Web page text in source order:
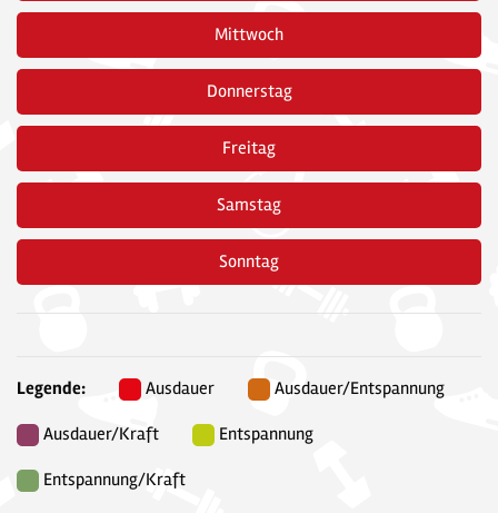
Mittwoch
Donnerstag
Freitag
Samstag
Sonntag
Legende: Ausdauer Ausdauer/Entspannung
Ausdauer/Kraft Entspannung
Entspannung/Kraft